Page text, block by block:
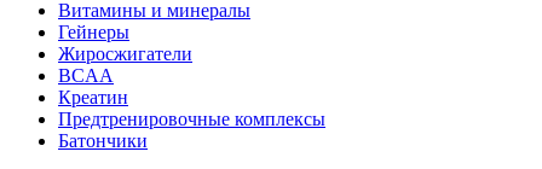
Витамины и минералы
Гейнеры
Жиросжигатели
BCAA
Креатин
Предтренировочные комплексы
Батончики